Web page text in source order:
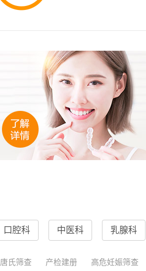
口腔科 中医科 乳腺科
唐氏筛查 产检建册 高危妊娠筛查